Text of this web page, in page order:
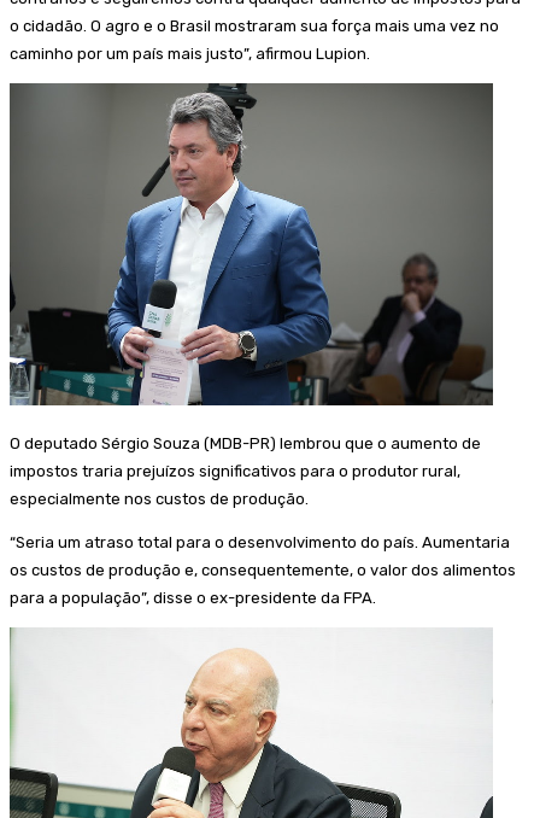
o cidadão. O agro e o Brasil mostraram sua força mais uma vez no
caminho por um país mais justo”, afirmou Lupion.
O deputado Sérgio Souza (MDB-PR) lembrou que o aumento de
impostos traria prejuízos significativos para o produtor rural,
especialmente nos custos de produção.
“Seria um atraso total para o desenvolvimento do país. Aumentaria
os custos de produção e, consequentemente, o valor dos alimentos
para a população”, disse o ex-presidente da FPA.